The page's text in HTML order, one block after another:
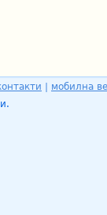
мобилна